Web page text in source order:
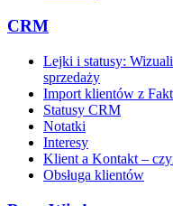
CRM
Lejki i statusy:
sprzedaży
Import klientów z
Statusy CRM
Notatki
Interesy
Klient a Kontakt –
Obsługa klientów